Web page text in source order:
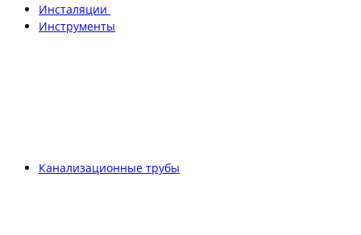
Инсталяции
Инструменты
Канализационные трубы